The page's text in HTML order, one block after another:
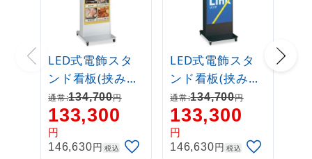
LED式電飾スタ
ンド看板(挟み込
タイプ) ADO-
900NT-LED(W)-S
シルバー 高さ
1800mm
通常:134,700円
133,300
円
146,630円 税込
LED式電飾スタ
ンド看板(挟み込
タイプ) ADO-
900NT-LED(W)-
K ブラック 高さ
1800mm
通常:134,700円
133,300
円
146,630円 税込